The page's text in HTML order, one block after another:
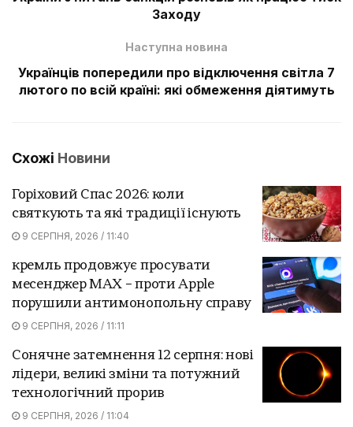
Заходу
Наступна новина
Українців попередили про відключення світла 7
лютого по всій країні: які обмеження діятимуть
Схожі Новини
Горіховий Спас 2026: коли
святкують та які традиції існують
9 СЕРПНЯ, 2026 / 11:40
кремль продовжує просувати
месенджер MAX – проти Apple
порушили антимонопольну справу
9 СЕРПНЯ, 2026 / 11:11
Сонячне затемнення 12 серпня: нові
лідери, великі зміни та потужний
технологічний прорив
9 СЕРПНЯ, 2026 / 11:04